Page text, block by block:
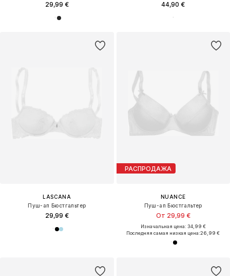
29,99 € 44,90 €
LASCANA
Пуш-ап Бюстгальтер
29,99 €
РАСПРОДАЖА
NUANCE
Пуш-ап Бюстгальтер
От 29,99 €
Изначальная цена: 34,99 €
Последняя самая низкая цена:26,99 €